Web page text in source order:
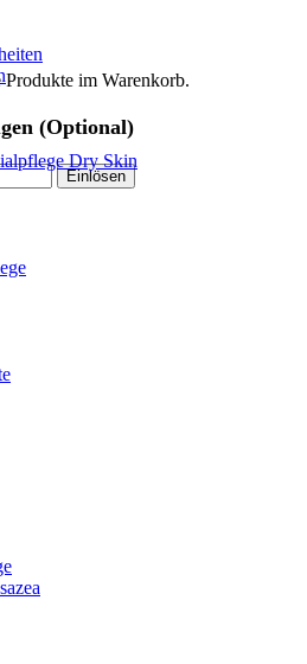
im Warenkorb.
(Optional)
Dry Skin